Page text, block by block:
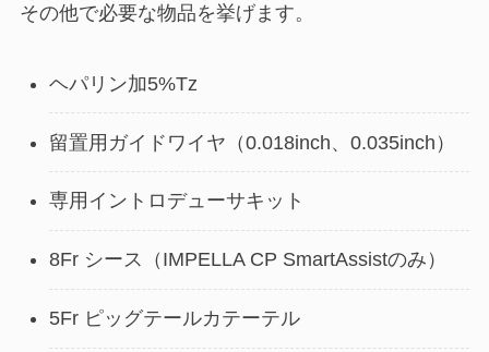
その他で必要な物品を挙げます。
ヘパリン加5%Tz
留置用ガイドワイヤ（0.018inch、0.035inch）
専用イントロデューサキット
8Fr シース（IMPELLA CP SmartAssistのみ）
5Fr ピッグテールカテーテル